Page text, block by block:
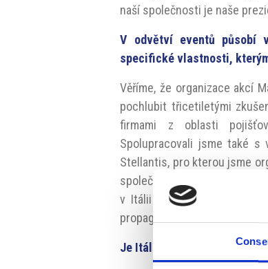
naší společnosti je naše
V odvětví eventů působí
specifické vlastnosti,
Věříme, že organizace akcí
pochlubit třicetiletými
firmami z oblasti
Spolupracovali jsme také s
Stellantis, pro kterou jsme
společnostmi, které mají
v Itálii a dalších zemích.
propagovat mezi českými
Je Itálie atraktivní destinací